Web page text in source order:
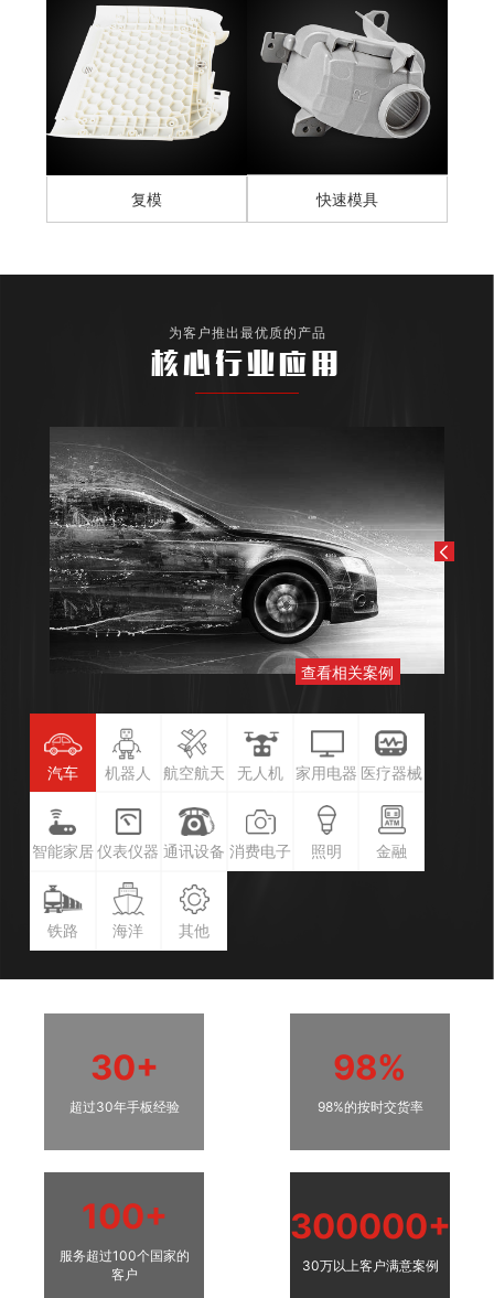
复模 快速模具
为客户推出最优质的产品
核心行业应用
查看相关案例
汽车 机器人 航空航天 无人机 家用电器 医疗器械
智能家居 仪表仪器 通讯设备 消费电子 照明 金融
铁路 海洋 其他
30+
超过30年手板经验
98%
98%的按时交货率
100+
服务超过100个国家的
客户
300000+
30万以上客户满意案例